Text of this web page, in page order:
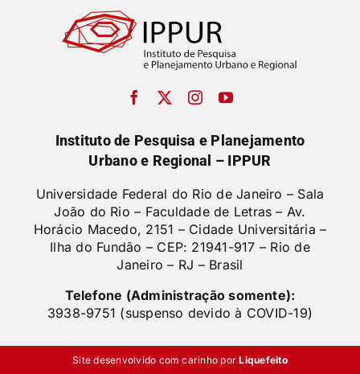
Instituto de Pesquisa e Planejamento
Urbano e Regional – IPPUR
Universidade Federal do Rio de Janeiro – Sala
João do Rio – Faculdade de Letras – Av.
Horácio Macedo, 2151 – Cidade Universitária –
Ilha do Fundão – CEP: 21941-917 – Rio de
Janeiro – RJ – Brasil
Telefone (Administração somente):
3938-9751 (suspenso devido à COVID-19)
Site desenvolvido com carinho porLiquefeito